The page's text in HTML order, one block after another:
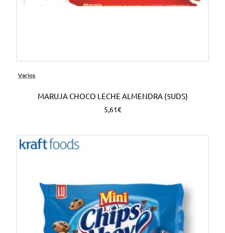
Varios
MARUJA CHOCO LECHE ALMENDRA (5UDS)
5,61€